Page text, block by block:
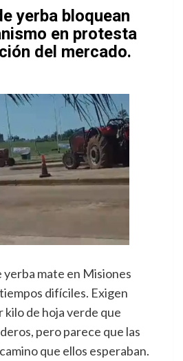
yerba bloquean
en protesta
del mercado.
mate en Misiones
difíciles. Exigen
kilo de hoja verde que
pero parece que las
que ellos esperaban.